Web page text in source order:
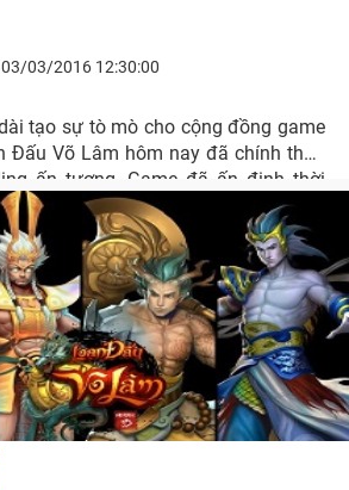
03/03/2016 12:30:00
tạo sự tò mò cho cộng đồng game
Đấu Võ Lâm hôm nay đã chính thức
ấn tượng. Game đã ấn định thời